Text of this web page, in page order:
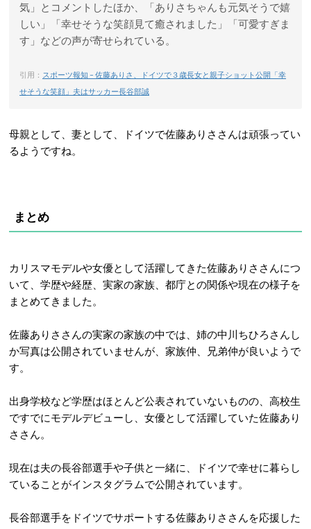
気」とコメントしたほか、「ありさちゃんも元気そうで嬉
しい」「幸せそうな笑顔見て癒されました」「可愛すぎま
す」などの声が寄せられている。
引用： スポーツ報知 – 佐藤ありさ、ドイツで３歳長女と親子ショット公開「幸
せそうな笑顔」夫はサッカー長谷部誠
母親として、妻として、ドイツで佐藤ありささんは頑張ってい
るようですね。
まとめ
カリスマモデルや女優として活躍してきた佐藤ありささんにつ
いて、学歴や経歴、実家の家族、都庁との関係や現在の様子を
まとめてきました。
佐藤ありささんの実家の家族の中では、姉の中川ちひろさんし
か写真は公開されていませんが、家族仲、兄弟仲が良いようで
す。
出身学校など学歴はほとんど公表されていないものの、高校生
ですでにモデルデビューし、女優として活躍していた佐藤あり
ささん。
現在は夫の長谷部選手や子供と一緒に、ドイツで幸せに暮らし
ていることがインスタグラムで公開されています。
長谷部選手をドイツでサポートする佐藤ありささんを応援した